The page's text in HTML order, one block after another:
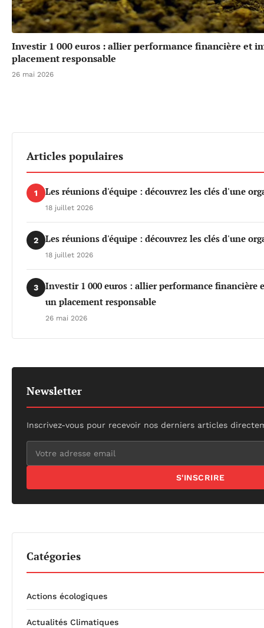
Investir 1 000 euros : allier performance financière et
placement responsable
26 mai 2026
Articles populaires
1 Les réunions d'équipe : découvrez les clés d'une
18 juillet 2026
2 Les réunions d'équipe : découvrez les clés d'une
18 juillet 2026
3
Investir 1 000 euros : allier performance financière
un placement responsable
26 mai 2026
Newsletter
Inscrivez-vous pour recevoir nos derniers articles
S'INSCRIRE
Catégories
Actions écologiques
Actualités Climatiques